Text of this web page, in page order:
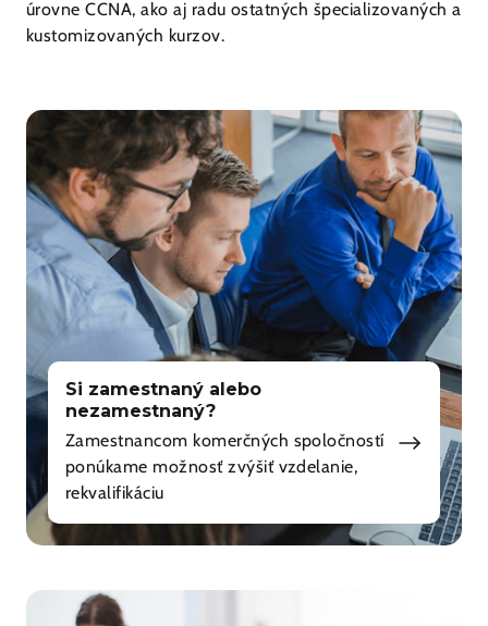
úrovne CCNA, ako aj radu ostatných špecializovaných a
kustomizovaných kurzov.
Si zamestnaný alebo
nezamestnaný?
Zamestnancom komerčných spoločností
ponúkame možnosť zvýšiť vzdelanie,
rekvalifikáciu